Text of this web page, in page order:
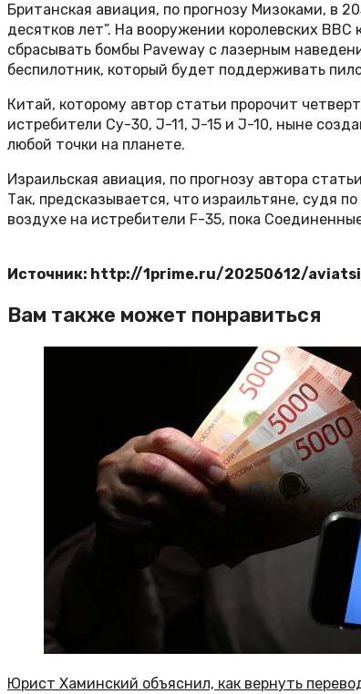
Британская авиация, по прогнозу Мизоками, в
десятков лет”. На вооружении королевских
сбрасывать бомбы Paveway с лазерным
беспилотник, который будет поддерживать
Китай, которому автор статьи пророчит
истребители Су-30, J-11, J-15 и J-10, ныне
любой точки на планете.
Израильская авиация, по прогнозу автора
Так, предсказывается, что израильтяне, судя
воздухе на истребители F-35, пока
Источник: http://1prime.ru/20250612/
Вам также может понравиться
Юрист Хаминский объяснил, как вернуть